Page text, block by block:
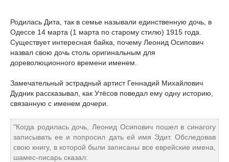
Родилась Дита, так в семье называли единственную дочь, в
Одессе 14 марта (1 марта по старому стилю) 1915 года.
Существует интересная байка, почему Леонид Осипович
назвал свою дочь столь оригинальным для
дореволюционного времени именем.
Замечательный эстрадный артист Геннадий Михайлович
Дудник рассказывал, как Утёсов поведал ему одну историю,
связанную с именем дочери.
"Когда родилась дочь, Леонид Осипович пошел в синагогу
записывать ее и попросил дать ей имя Эдит. Обследовав
свою книгу, в которой были записаны все еврейские имена,
шамес-писарь сказал: